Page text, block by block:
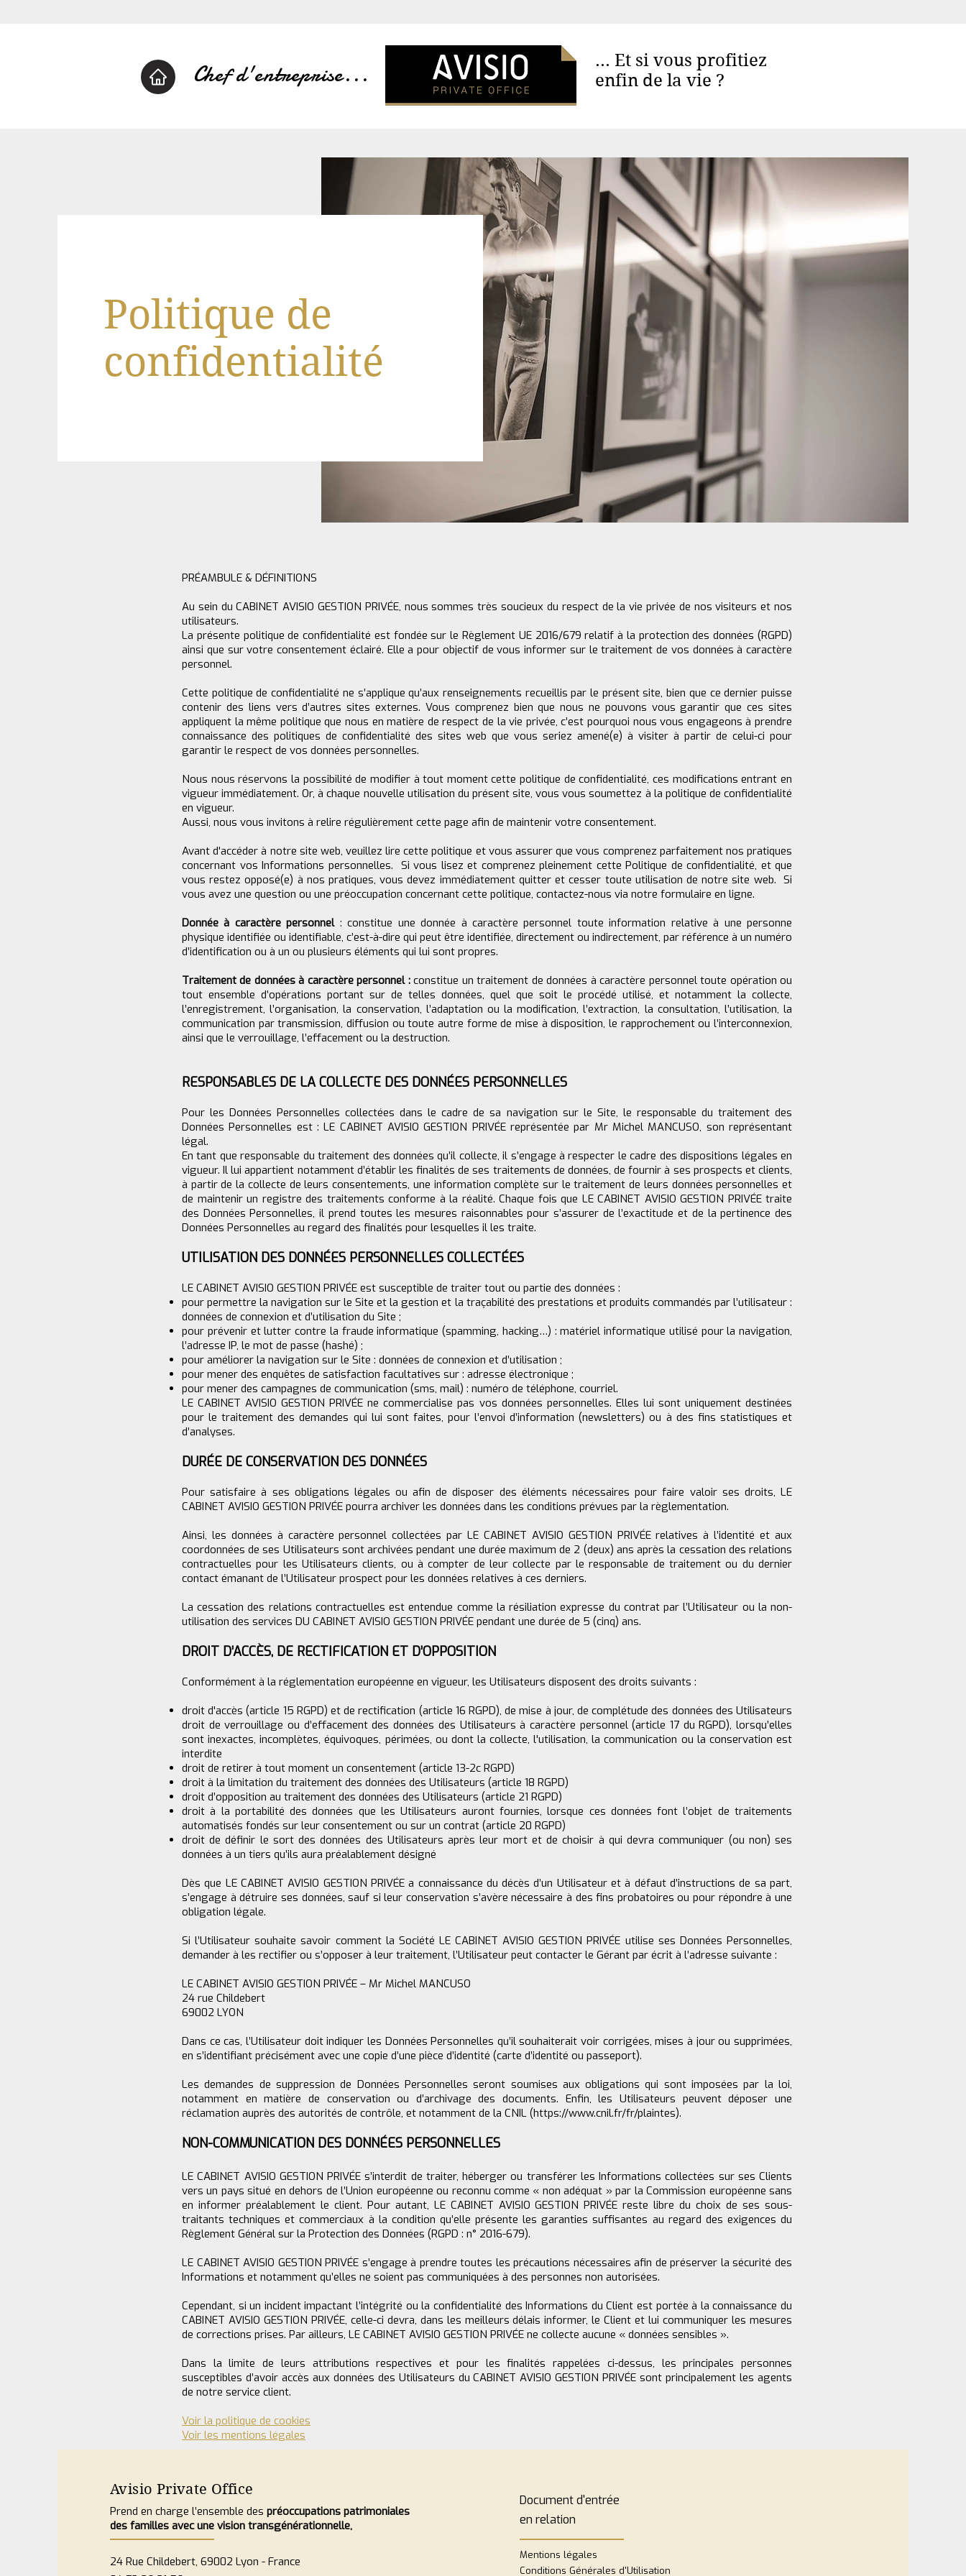
Chef d'entreprise...
... Et si vous profitiez
enfin de la vie ?
Politique de
confidentialité
PRÉAMBULE & DÉFINITIONS
Au sein du CABINET AVISIO GESTION PRIVÉE, nous sommes très soucieux du respect de la vie privée de nos visiteurs et nos
utilisateurs.
La présente politique de confidentialité est fondée sur le Règlement UE 2016/679 relatif à la protection des données (RGPD)
ainsi que sur votre consentement éclairé. Elle a pour objectif de vous informer sur le traitement de vos données à caractère
personnel.
Cette politique de confidentialité ne s’applique qu’aux renseignements recueillis par le présent site, bien que ce dernier puisse
contenir des liens vers d’autres sites externes. Vous comprenez bien que nous ne pouvons vous garantir que ces sites
appliquent la même politique que nous en matière de respect de la vie privée, c’est pourquoi nous vous engageons à prendre
connaissance des politiques de confidentialité des sites web que vous seriez amené(e) à visiter à partir de celui-ci pour
garantir le respect de vos données personnelles.
Nous nous réservons la possibilité de modifier à tout moment cette politique de confidentialité, ces modifications entrant en
vigueur immédiatement. Or, à chaque nouvelle utilisation du présent site, vous vous soumettez à la politique de confidentialité
en vigueur.
Aussi, nous vous invitons à relire régulièrement cette page afin de maintenir votre consentement.
Avant d'accéder à notre site web, veuillez lire cette politique et vous assurer que vous comprenez parfaitement nos pratiques
concernant vos Informations personnelles. Si vous lisez et comprenez pleinement cette Politique de confidentialité, et que
vous restez opposé(e) à nos pratiques, vous devez immédiatement quitter et cesser toute utilisation de notre site web. Si
vous avez une question ou une préoccupation concernant cette politique, contactez-nous via notre formulaire en ligne.
Donnée à caractère personnel : constitue une donnée à caractère personnel toute information relative à une personne
physique identifiée ou identifiable, c’est-à-dire qui peut être identifiée, directement ou indirectement, par référence à un numéro
d’identification ou à un ou plusieurs éléments qui lui sont propres.
Traitement de données à caractère personnel :constitue un traitement de données à caractère personnel toute opération ou
tout ensemble d’opérations portant sur de telles données, quel que soit le procédé utilisé, et notamment la collecte,
l’enregistrement, l’organisation, la conservation, l’adaptation ou la modification, l’extraction, la consultation, l’utilisation, la
communication par transmission, diffusion ou toute autre forme de mise à disposition, le rapprochement ou l’interconnexion,
ainsi que le verrouillage, l’effacement ou la destruction.
RESPONSABLES DE LA COLLECTE DES DONNÉES PERSONNELLES
Pour les Données Personnelles collectées dans le cadre de sa navigation sur le Site, le responsable du traitement des
Données Personnelles est : LE CABINET AVISIO GESTION PRIVÉE représentée par Mr Michel MANCUSO, son représentant
légal.
En tant que responsable du traitement des données qu’il collecte, il s’engage à respecter le cadre des dispositions légales en
vigueur. Il lui appartient notamment d’établir les finalités de ses traitements de données, de fournir à ses prospects et clients,
à partir de la collecte de leurs consentements, une information complète sur le traitement de leurs données personnelles et
de maintenir un registre des traitements conforme à la réalité. Chaque fois que LE CABINET AVISIO GESTION PRIVÉE traite
des Données Personnelles, il prend toutes les mesures raisonnables pour s’assurer de l’exactitude et de la pertinence des
Données Personnelles au regard des finalités pour lesquelles il les traite.
UTILISATION DES DONNÉES PERSONNELLES COLLECTÉES
LE CABINET AVISIO GESTION PRIVÉE est susceptible de traiter tout ou partie des données :
pour permettre la navigation sur le Site et la gestion et la traçabilité des prestations et produits commandés par l’utilisateur :
données de connexion et d’utilisation du Site ;
pour prévenir et lutter contre la fraude informatique (spamming, hacking…) : matériel informatique utilisé pour la navigation,
l’adresse IP, le mot de passe (hashé) ;
pour améliorer la navigation sur le Site : données de connexion et d’utilisation ;
pour mener des enquêtes de satisfaction facultatives sur : adresse électronique ;
pour mener des campagnes de communication (sms, mail) : numéro de téléphone, courriel.
LE CABINET AVISIO GESTION PRIVÉE ne commercialise pas vos données personnelles. Elles lui sont uniquement destinées
pour le traitement des demandes qui lui sont faites, pour l’envoi d’information (newsletters) ou à des fins statistiques et
d’analyses.
DURÉE DE CONSERVATION DES DONNÉES
Pour satisfaire à ses obligations légales ou afin de disposer des éléments nécessaires pour faire valoir ses droits, LE
CABINET AVISIO GESTION PRIVÉE pourra archiver les données dans les conditions prévues par la règlementation.
Ainsi, les données à caractère personnel collectées par LE CABINET AVISIO GESTION PRIVÉE relatives à l’identité et aux
coordonnées de ses Utilisateurs sont archivées pendant une durée maximum de 2 (deux) ans après la cessation des relations
contractuelles pour les Utilisateurs clients, ou à compter de leur collecte par le responsable de traitement ou du dernier
contact émanant de l’Utilisateur prospect pour les données relatives à ces derniers.
La cessation des relations contractuelles est entendue comme la résiliation expresse du contrat par l’Utilisateur ou la non-
utilisation des services DU CABINET AVISIO GESTION PRIVÉE pendant une durée de 5 (cinq) ans.
DROIT D’ACCÈS, DE RECTIFICATION ET D’OPPOSITION
Conformément à la réglementation européenne en vigueur, les Utilisateurs disposent des droits suivants :
droit d'accès (article 15 RGPD) et de rectification (article 16 RGPD), de mise à jour, de complétude des données des Utilisateurs
droit de verrouillage ou d’effacement des données des Utilisateurs à caractère personnel (article 17 du RGPD), lorsqu’elles
sont inexactes, incomplètes, équivoques, périmées, ou dont la collecte, l'utilisation, la communication ou la conservation est
interdite
droit de retirer à tout moment un consentement (article 13-2c RGPD)
droit à la limitation du traitement des données des Utilisateurs (article 18 RGPD)
droit d’opposition au traitement des données des Utilisateurs (article 21 RGPD)
droit à la portabilité des données que les Utilisateurs auront fournies, lorsque ces données font l’objet de traitements
automatisés fondés sur leur consentement ou sur un contrat (article 20 RGPD)
droit de définir le sort des données des Utilisateurs après leur mort et de choisir à qui devra communiquer (ou non) ses
données à un tiers qu’ils aura préalablement désigné
Dès que LE CABINET AVISIO GESTION PRIVÉE a connaissance du décès d’un Utilisateur et à défaut d’instructions de sa part,
s’engage à détruire ses données, sauf si leur conservation s’avère nécessaire à des fins probatoires ou pour répondre à une
obligation légale.
Si l’Utilisateur souhaite savoir comment la Société LE CABINET AVISIO GESTION PRIVÉE utilise ses Données Personnelles,
demander à les rectifier ou s’opposer à leur traitement, l’Utilisateur peut contacter le Gérant par écrit à l’adresse suivante :
LE CABINET AVISIO GESTION PRIVÉE – Mr Michel MANCUSO
24 rue Childebert
69002 LYON
Dans ce cas, l’Utilisateur doit indiquer les Données Personnelles qu’il souhaiterait voir corrigées, mises à jour ou supprimées,
en s’identifiant précisément avec une copie d’une pièce d’identité (carte d’identité ou passeport).
Les demandes de suppression de Données Personnelles seront soumises aux obligations qui sont imposées par la loi,
notamment en matière de conservation ou d’archivage des documents. Enfin, les Utilisateurs peuvent déposer une
réclamation auprès des autorités de contrôle, et notamment de la CNIL (https://www.cnil.fr/fr/plaintes).
​NON-COMMUNICATION DES DONNÉES PERSONNELLES
LE CABINET AVISIO GESTION PRIVÉE s’interdit de traiter, héberger ou transférer les Informations collectées sur ses Clients
vers un pays situé en dehors de l’Union européenne ou reconnu comme « non adéquat » par la Commission européenne sans
en informer préalablement le client. Pour autant, LE CABINET AVISIO GESTION PRIVÉE reste libre du choix de ses sous-
traitants techniques et commerciaux à la condition qu’elle présente les garanties suffisantes au regard des exigences du
Règlement Général sur la Protection des Données (RGPD : n° 2016-679).
LE CABINET AVISIO GESTION PRIVÉE s’engage à prendre toutes les précautions nécessaires afin de préserver la sécurité des
Informations et notamment qu’elles ne soient pas communiquées à des personnes non autorisées.
Cependant, si un incident impactant l’intégrité ou la confidentialité des Informations du Client est portée à la connaissance du
CABINET AVISIO GESTION PRIVÉE, celle-ci devra, dans les meilleurs délais informer, le Client et lui communiquer les mesures
de corrections prises. Par ailleurs, LE CABINET AVISIO GESTION PRIVÉE ne collecte aucune « données sensibles ».
Dans la limite de leurs attributions respectives et pour les finalités rappelées ci-dessus, les principales personnes
susceptibles d’avoir accès aux données des Utilisateurs du CABINET AVISIO GESTION PRIVÉE sont principalement les agents
de notre service client.
Voir la politique de cookies
Voir les mentions légales
Avisio Private Office
Prend en charge l’ensemble des préoccupations patrimoniales
des familles avec une vision transgénérationnelle,
24 Rue Childebert, 69002 Lyon - France
Document d'entrée
en relation
Mentions légales
Conditions Générales d'Utilisation